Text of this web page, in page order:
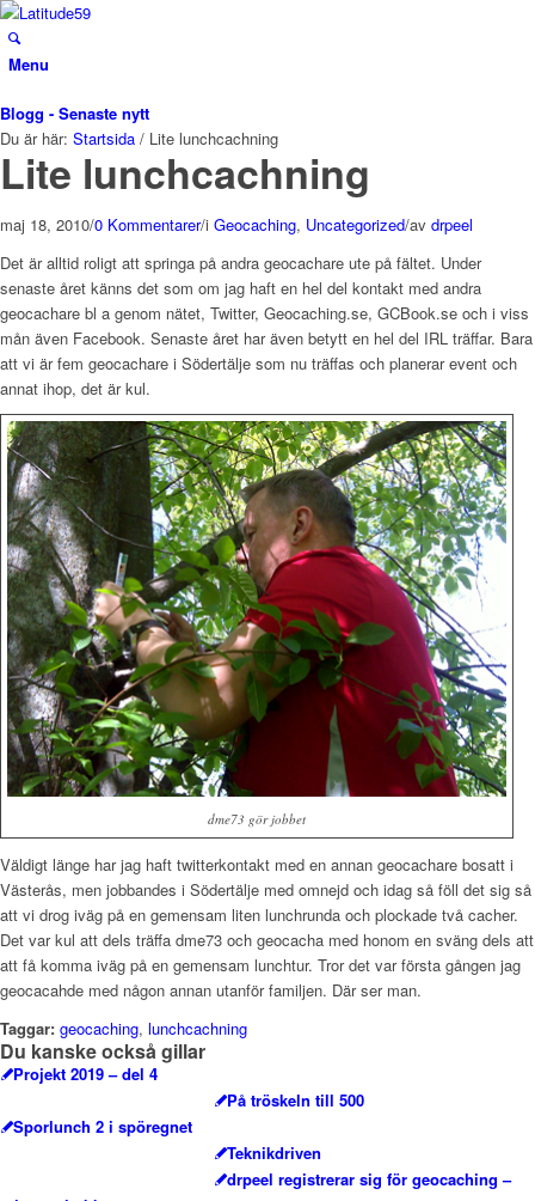
Menu
Blogg - Senaste nytt
Du är här: Startsida / Lite lunchcachning
Lite lunchcachning
maj 18, 2010/0 Kommentarer/i Geocaching, Uncategorized/av drpeel
Det är alltid roligt att springa på andra geocachare ute på fältet. Under
senaste året känns det som om jag haft en hel del kontakt med andra
geocachare bl a genom nätet, Twitter, Geocaching.se, GCBook.se och i viss
mån även Facebook. Senaste året har även betytt en hel del IRL träffar. Bara
att vi är fem geocachare i Södertälje som nu träffas och planerar event och
annat ihop, det är kul.
dme73 gör jobbet
Väldigt länge har jag haft twitterkontakt med en annan geocachare bosatt i
Västerås, men jobbandes i Södertälje med omnejd och idag så föll det sig så
att vi drog iväg på en gemensam liten lunchrunda och plockade två cacher.
Det var kul att dels träffa dme73 och geocacha med honom en sväng dels att
att få komma iväg på en gemensam lunchtur. Tror det var första gången jag
geocacahde med någon annan utanför familjen. Där ser man.
Taggar: geocaching, lunchcachning
Du kanske också gillar
Projekt 2019 – del 4
På tröskeln till 500
Sporlunch 2 i spöregnet
Teknikdriven
drpeel registrerar sig för geocaching –